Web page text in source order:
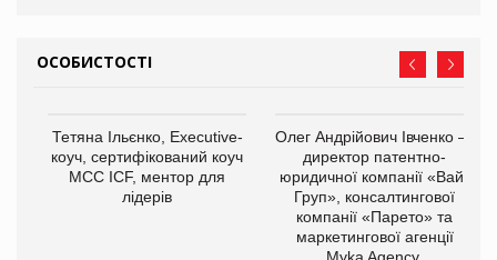
ОСОБИСТОСТІ
Тетяна Ільєнко, Executive-
коуч, сертифікований коуч
МСС ICF, ментор для
лідерів
Олег Андрійович Івченко —
директор патентно-
юридичної компанії «Вайз
Груп», консалтингової
компанії «Парето» та
маркетингової агенції
Myka Agency.